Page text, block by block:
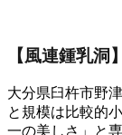
【風連鍾乳洞
大分県臼杵市野
と規模は比較的
一の美しさ」と